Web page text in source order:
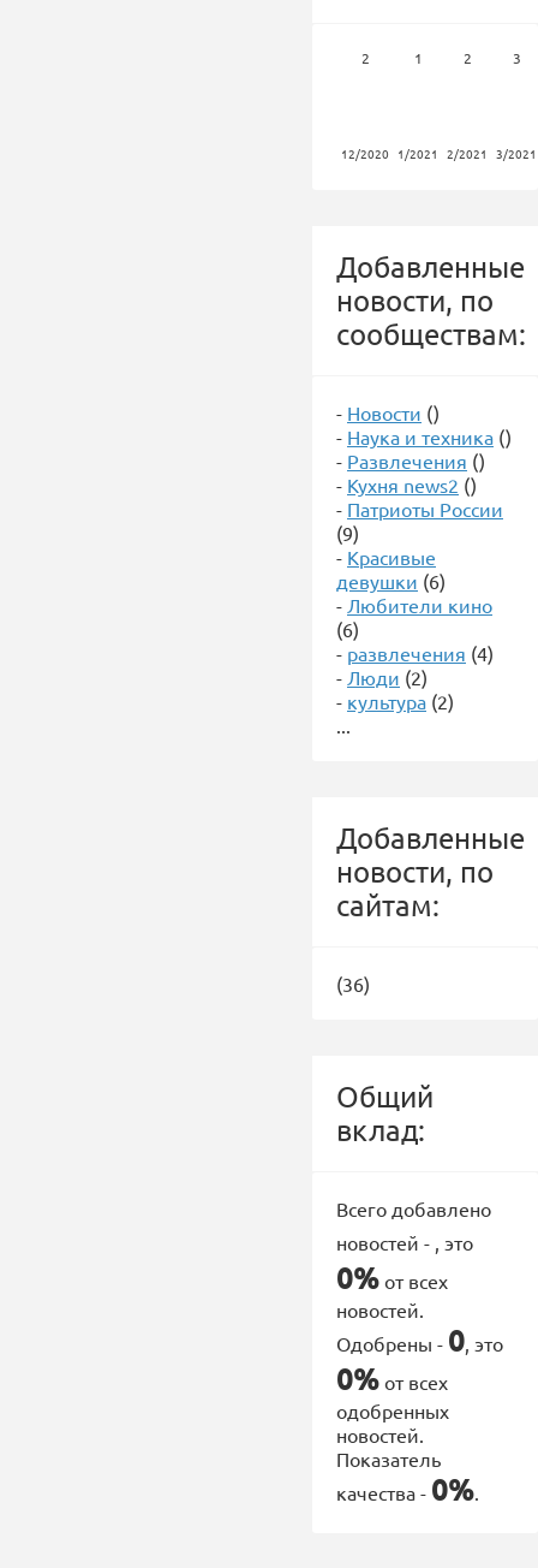
2
12/2020
1
1/2021
2
2/2021
3
3/2021
Добавленные
новости, по
сообществам:
- Новости ()
- Наука и техника ()
- Развлечения ()
- Кухня news2 ()
- Патриоты России
(9)
- Красивые
девушки (6)
- Любители кино
(6)
- развлечения (4)
- Люди (2)
- культура (2)
...
Добавленные
новости, по
сайтам:
(36)
Общий
вклад:
Всего добавлено
новостей - , это
0% от всех
новостей.
Одобрены - 0, это
0% от всех
одобренных
новостей.
Показатель
качества - 0%.